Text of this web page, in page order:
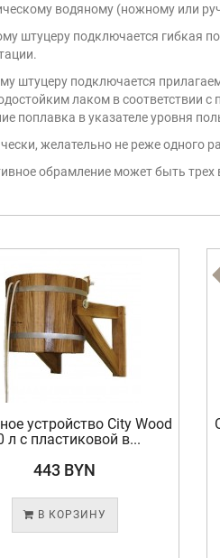
водяному (ножному или
штуцеру подключается гибкая
штуцеру подключается
лаком в соответствии с
поплавка в указателе уровня
желательно не реже одного
обрамление может быть трех
устройство City Wood
л с пластиковой в...
443 BYN
В КОРЗИНУ